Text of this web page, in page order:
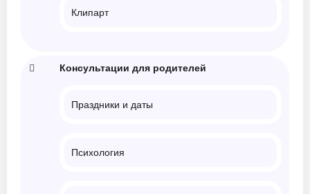
Клипарт
Консультации для родителей
Праздники и даты
Психология